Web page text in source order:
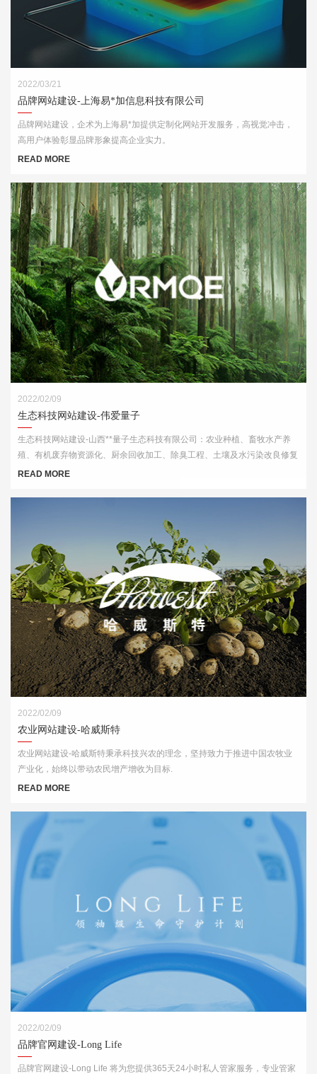
2022/03/21
品牌网站建设-上海易*加信息科技有限公司
品牌网站建设，企术为上海易*加提供定制化网站开发服务，高视觉冲击，
高用户体验彰显品牌形象提高企业实力。
READ MORE
2022/02/09
生态科技网站建设-伟爱量子
生态科技网站建设-山西**量子生态科技有限公司：农业种植、畜牧水产养
殖、有机废弃物资源化、厨余回收加工、除臭工程、土壤及水污染改良修复
等领域内的技术服务
READ MORE
2022/02/09
农业网站建设-哈威斯特
农业网站建设-哈威斯特秉承科技兴农的理念，坚持致力于推进中国农牧业
产业化，始终以带动农民增产增收为目标.
READ MORE
2022/02/09
品牌官网建设-Long Life
品牌官网建设-Long Life 将为您提供365天24小时私人管家服务，专业管家